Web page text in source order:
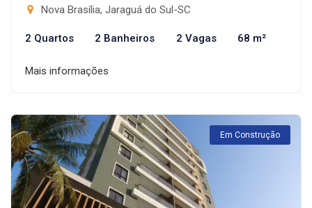
Nova Brasília, Jaraguá do Sul-SC
2 Quartos 2 Banheiros 2 Vagas 68 m²
Mais informações
Em Construção